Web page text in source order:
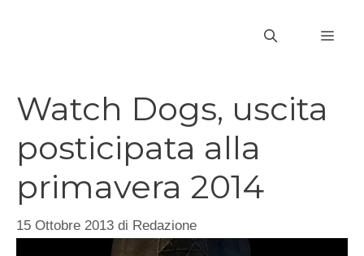
Watch Dogs, uscita
posticipata alla
primavera 2014
15 Ottobre 2013 di Redazione